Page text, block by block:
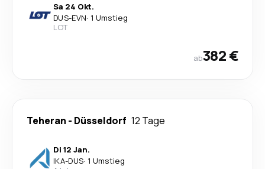
Sa 24 Okt.
DUS-EVN· 1 Umstieg
LOT
ab382 €
Teheran - Düsseldorf 12 Tage
Di 12 Jan.
IKA-DUS· 1 Umstieg